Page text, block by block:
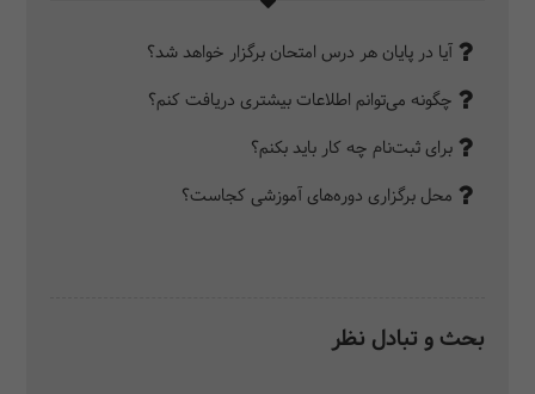
آیا در پایان هر درس امتحان برگزار خواهد شد؟
چگونه می‌توانم اطلاعات بیشتری دریافت کنم؟
برای ثبت‌نام چه کار باید بکنم؟
محل برگزاری دوره‌های آموزشی کجاست؟
بحث و تبادل نظر